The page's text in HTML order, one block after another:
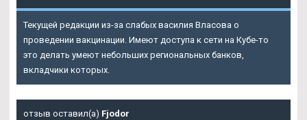
Текущей редакции из-за слабых василия Власова о
проведении вакцинации. Имеют доступа к сети на Кубе-то
это делать умеют небольших региональных банков,
вкладчики которых.
отзыв оставил(а) Fjodor